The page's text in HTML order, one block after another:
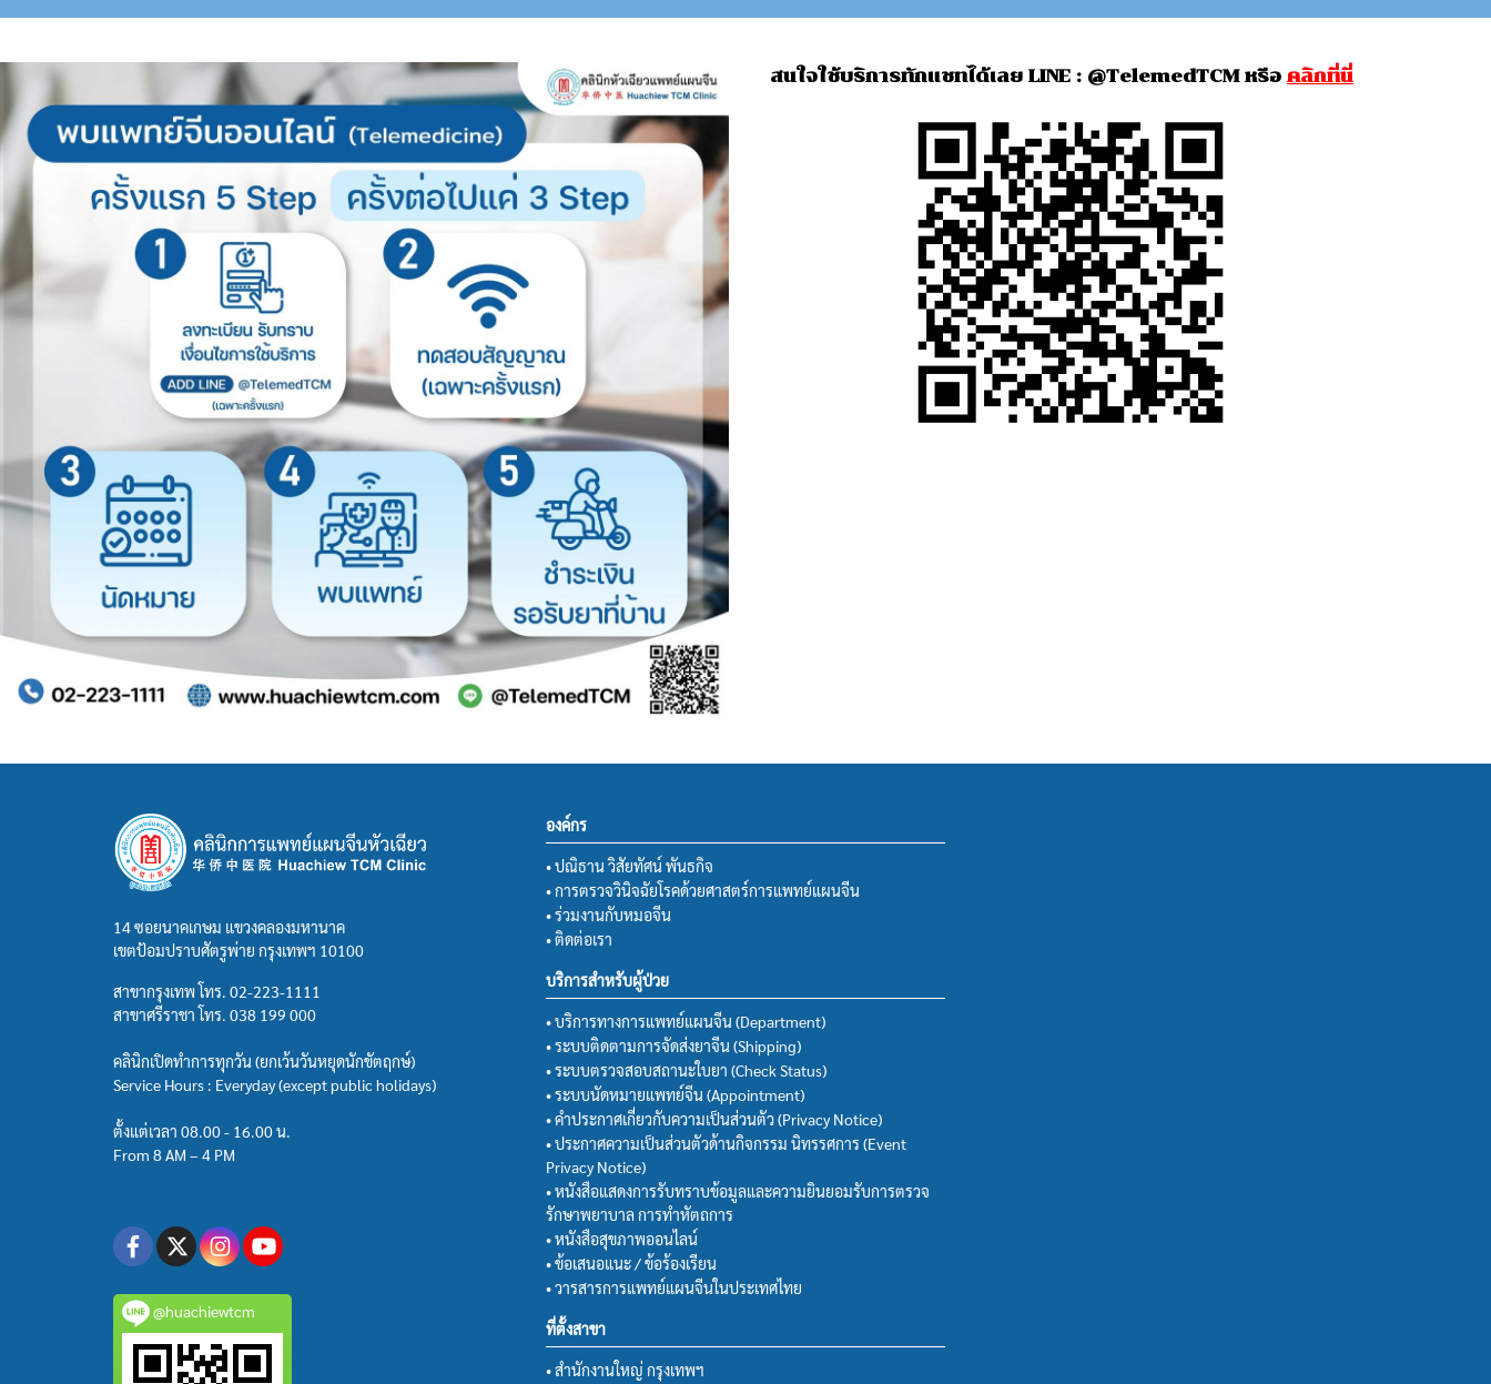
สนใจใช้บริการทักแชทได้เลย LINE : @TelemedTCM หรือ คลิกที่นี่
14 ซอยนาคเกษม แขวงคลองมหานาค
เขตป้อมปราบศัตรูพ่าย กรุงเทพฯ 10100
สาขากรุงเทพ โทร. 02-223-1111
สาขาศรีราชา โทร. 038 199 000
คลินิกเปิดทำการทุกวัน (ยกเว้นวันหยุดนักขัตฤกษ์)
Service Hours : Everyday (except public holidays)
ตั้งแต่เวลา 08.00 - 16.00 น.
From 8 AM – 4 PM
@huachiewtcm
องค์กร
• ปณิธาน วิสัยทัศน์ พันธกิจ
• การตรวจวินิจฉัยโรคด้วยศาสตร์การแพทย์แผนจีน
• ร่วมงานกับหมอจีน
• ติดต่อเรา
บริการสำหรับผู้ป่วย
• บริการทางการแพทย์แผนจีน (Department)
• ระบบติดตามการจัดส่งยาจีน (Shipping)
• ระบบตรวจสอบสถานะใบยา (Check Status)
• ระบบนัดหมายแพทย์จีน (Appointment)
• คำประกาศเกี่ยวกับความเป็นส่วนตัว (Privacy Notice)
• ประกาศความเป็นส่วนตัวด้านกิจกรรม นิทรรศการ (Event
Privacy Notice)
• หนังสือแสดงการรับทราบข้อมูลและความยินยอมรับการตรวจ
รักษาพยาบาล การทำหัตถการ
• หนังสือสุขภาพออนไลน์
• ข้อเสนอแนะ / ข้อร้องเรียน
• วารสารการแพทย์แผนจีนในประเทศไทย
ที่ตั้งสาขา
• สำนักงานใหญ่ กรุงเทพฯ